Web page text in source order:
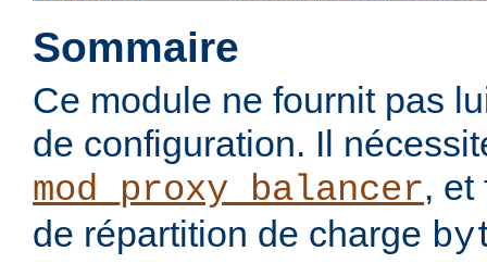
Sommaire
Ce module ne fournit pas
de configuration. Il
mod_proxy_balancer, et
de répartition de charge